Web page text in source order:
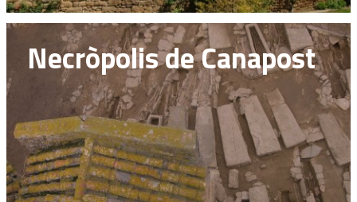
Necròpolis de Canapost